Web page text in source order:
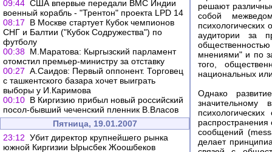
09:44 США впервые передали ВМС Индии
военный корабль - "Трентон" проекта LPD 14
08:17
В Москве стартует Кубок чемпионов
СНГ и Балтии ("Кубок Содружества") по
футболу
00:38 М.Маратова: Кыргызский парламент
отомстил премьер-министру за отставку
00:27 А.Саидов: Первый оппонент. Торговец
с ташкентского базара хочет выиграть
выборы у И.Каримова
00:10 В Киргизию прибыл новый российский
посол-бывший чеченский пленник В.Власов
Пятница, 19.01.2007
23:12 Убит директор крупнейшего рынка
южной Киргизии Ырысбек Жоошбеков
решают
собой
аудитории за
мнениями" и по
того,
национальных
Однако
распространения
сообщений
делает